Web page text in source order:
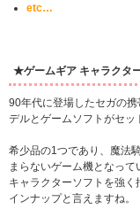
etc…
★ゲームギア キャラクタ
90年代に登場したセガの
デルとゲームソフトがセッ
希少品の1つであり、魔法
まらないゲーム機となって
キャラクターソフトを強
インナップと言えますね。